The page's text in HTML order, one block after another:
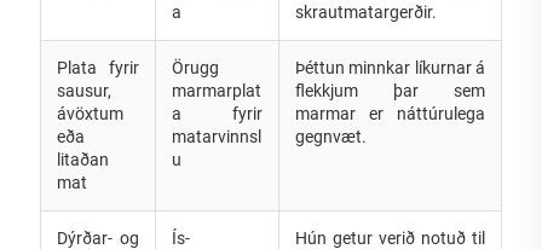
a
skrautmatargerðir.
Plata fyrir
sausur,
ávöxtum
eða
litaðan
mat
Örugg
marmarplat
a fyrir
matarvinnsl
u
Þéttun minnkar líkurnar á
flekkjum þar sem
marmar er náttúrulega
gegnvæt.
Dýrðar- og
Ís-
Hún getur verið notuð til